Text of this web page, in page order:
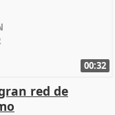
00:32
red de